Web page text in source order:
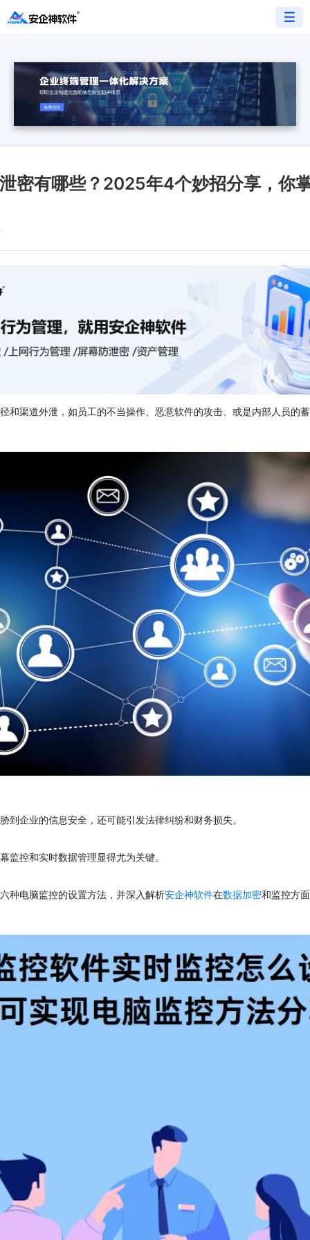
密有哪些？2025年4个妙招分享，你
和渠道外泄，如员工的不当操作、恶意软件的攻击、或是内部人员的
到企业的信息安全，还可能引发法律纠纷和财务损失。
监控和实时数据管理显得尤为关键。
种电脑监控的设置方法，并深入解析安企神软件在数据加密和监控方